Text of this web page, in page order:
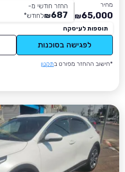
מחיר
65,000
₪
החזר חודשי מ-
687
₪לחודש*
תוספות לעיסקה
לפגישה בסוכנות
*חישוב ההחזר מפורט בתקנון